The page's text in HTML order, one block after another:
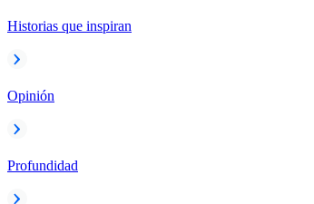
Historias que inspiran
Opinión
Profundidad